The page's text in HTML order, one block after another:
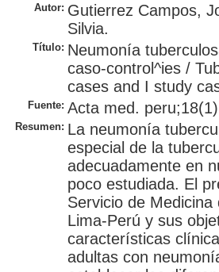
Autor: Gutierrez Campos,
Silvia.
Título: Neumonía
caso-control^ies /
cases and I study
Fuente: Acta med.
Resumen: La neumonía
especial de la
adecuadamente en
poco estudiada. El
Servicio de
Lima-Perú y sus
características
adultas con